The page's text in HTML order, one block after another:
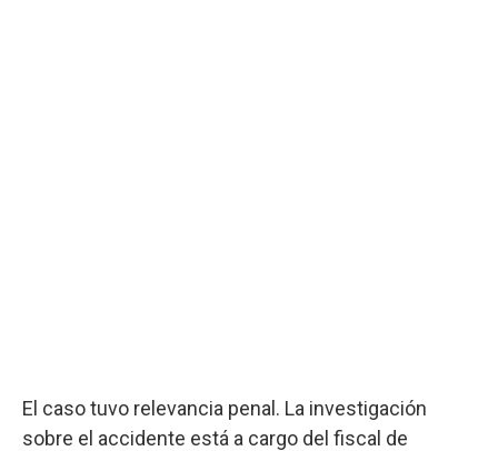
El caso tuvo relevancia penal. La investigación
sobre el accidente está a cargo del fiscal de